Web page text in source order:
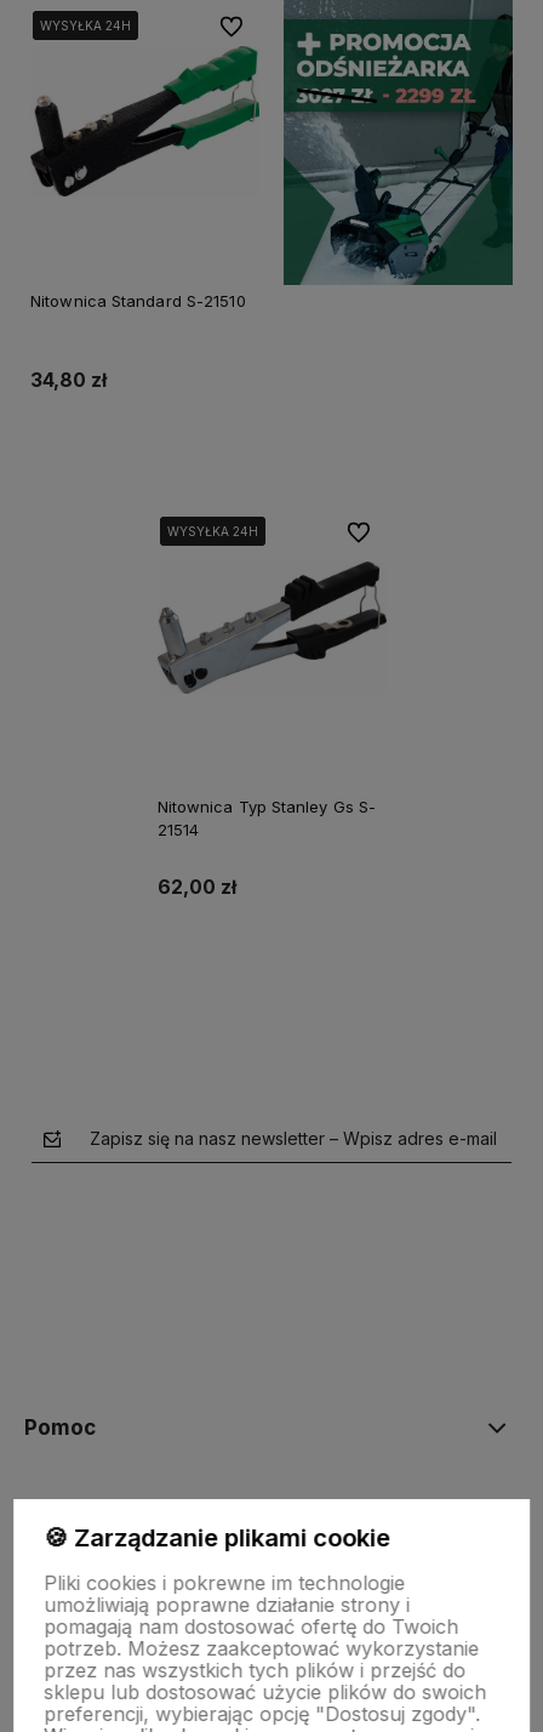
WYSYŁKA 24H
WYSYŁKA 24H
WYSYŁKA 24H
Nitownica Standard S-21510
34,80 zł
Do ulubionych
WYSYŁKA 24H
WYSYŁKA 24H
WYSYŁKA 24H
Nitownica Typ Stanley Gs S-
21514
62,00 zł
Do ulubionych
Zapisz się na nasz newsletter – Wpisz adres e-mail
Pomoc
Płatności i dostawa
Informacje
🍪 Zarządzanie plikami cookie
Pliki cookies i pokrewne im technologie
umożliwiają poprawne działanie strony i
pomagają nam dostosować ofertę do Twoich
potrzeb. Możesz zaakceptować wykorzystanie
przez nas wszystkich tych plików i przejść do
sklepu lub dostosować użycie plików do swoich
preferencji, wybierając opcję "Dostosuj zgody".